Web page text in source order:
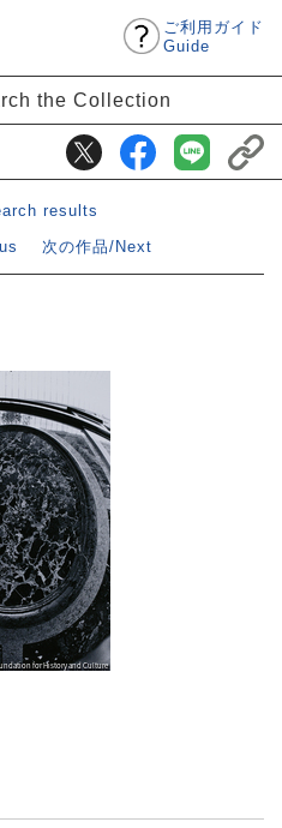
ご利用ガイド
Guide
the Collection
results
次の作品/Next